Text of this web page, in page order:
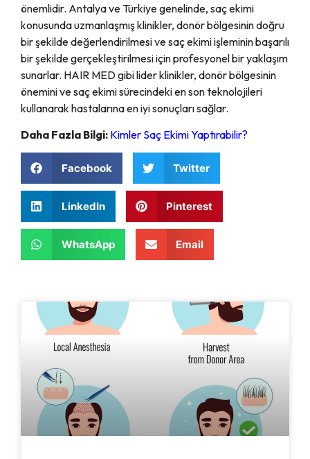
önemlidir. Antalya ve Türkiye genelinde, saç ekimi
konusunda uzmanlaşmış klinikler, donör bölgesinin doğru
bir şekilde değerlendirilmesi ve saç ekimi işleminin başarılı
bir şekilde gerçekleştirilmesi için profesyonel bir yaklaşım
sunarlar. HAIR MED gibi lider klinikler, donör bölgesinin
önemini ve saç ekimi sürecindeki en son teknolojileri
kullanarak hastalarına en iyi sonuçları sağlar.
Daha Fazla Bilgi: Kimler Saç Ekimi Yaptırabilir?
Facebook Twitter
LinkedIn Pinterest
WhatsApp Email